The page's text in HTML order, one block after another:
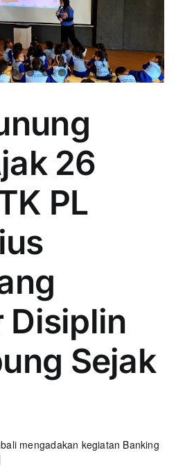
26
PL
Disiplin
Sejak
mengadakan kegiatan Banking